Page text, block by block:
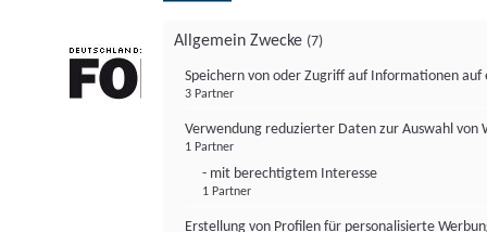
Allgemein Zwecke (7)
Speichern von oder Zugriff auf Informationen auf
3 Partner
Verwendung reduzierter Daten zur Auswahl von
1 Partner
- mit berechtigtem Interesse
1 Partner
Erstellung von Profilen für personalisierte
FONDS professionell